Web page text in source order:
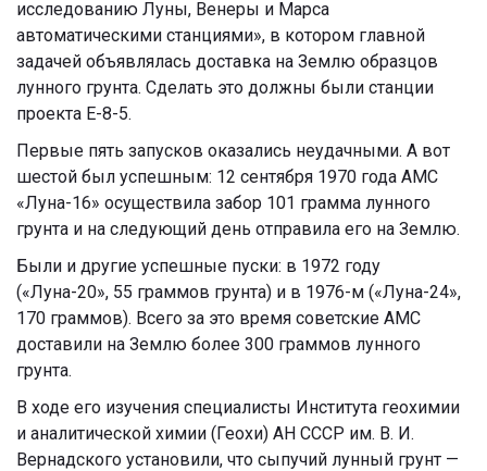
исследованию Луны, Венеры и Марса
автоматическими станциями», в котором главной
задачей объявлялась доставка на Землю образцов
лунного грунта. Сделать это должны были станции
проекта Е-8-5.
Первые пять запусков оказались неудачными. А вот
шестой был успешным: 12 сентября 1970 года АМС
«Луна-16» осуществила забор 101 грамма лунного
грунта и на следующий день отправила его на Землю.
Были и другие успешные пуски: в 1972 году
(«Луна-20», 55 граммов грунта) и в 1976-м («Луна-24»,
170 граммов). Всего за это время советские АМС
доставили на Землю более 300 граммов лунного
грунта.
В ходе его изучения специалисты Института геохимии
и аналитической химии (Геохи) АН СССР им. В. И.
Вернадского установили, что сыпучий лунный грунт —